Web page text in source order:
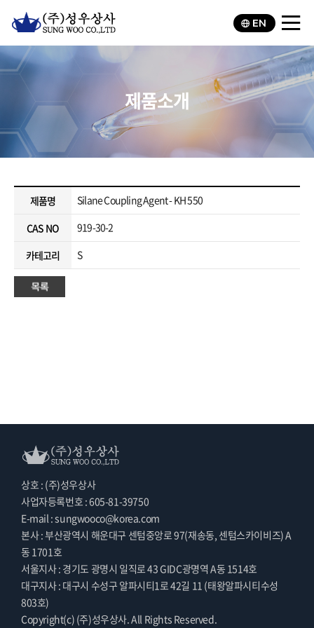
EN
제품소개
제품명
Silane Coupling Agent - KH 550
CAS NO
919-30-2
카테고리
S
상호 : (주)성우상사
사업자등록번호 : 605-81-39750
E-mail : sungwooco@korea.com
본사 : 부산광역시 해운대구 센텀중앙로 97(재송동, 센텀스카이비즈) A
동 1701호
서울지사 : 경기도 광명시 일직로 43 GIDC광명역 A동 1514호
대구지사 : 대구시 수성구 알파시티1로 42길 11 (태왕알파시티수성
803호)
Copyright(c) (주)성우상사. All Rights Reserved.